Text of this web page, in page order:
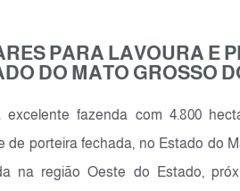
PARA LAVOURA E
DO MATO GROSSO
fazenda com 4.800
de porteira fechada, no Estado do
na região Oeste do Estado,